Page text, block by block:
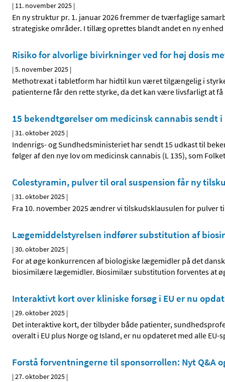
| 11. november 2025 |
En ny struktur pr. 1. januar 2026 fremmer de tværfaglige
strategiske områder. I tillæg oprettes blandt andet en ny
Risiko for alvorlige bivirkninger ved for høj dosis
|5. november 2025 |
Methotrexat i tabletform har hidtil kun været tilgængelig i
patienterne får den rette styrke, da det kan være livsfarligt at
15 bekendtgørelser om medicinsk cannabis sendt
|31. oktober 2025 |
Indenrigs- og Sundhedsministeriet har sendt 15 udkast til
følger af den nye lov om medicinsk cannabis (L 135), som
Colestyramin, pulver til oral suspension får ny
|31. oktober 2025 |
Fra 10. november 2025 ændrer vi tilskudsklausulen for pulver
Lægemiddelstyrelsen indfører substitution af
|30. oktober 2025 |
For at øge konkurrencen af biologiske lægemidler på det
biosimilære lægemidler. Biosimilær substitution forventes at
Interaktivt kort over kliniske forsøg i EU er nu
|29. oktober 2025 |
Det interaktive kort, der tilbyder både patienter,
overalt i EU plus Norge og Island, er nu opdateret med alle EU-
Forstå forventningerne til sponsorrollen: Nyt Q&A
|27. oktober 2025 |